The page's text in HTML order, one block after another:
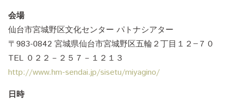
会場
仙台市宮城野区文化センター パトナシアター
〒983-0842 宮城県仙台市宮城野区五輪２丁目１２−７０
TEL ０２２－２５７－１２１３
http://www.hm-sendai.jp/sisetu/miyagino/
日時